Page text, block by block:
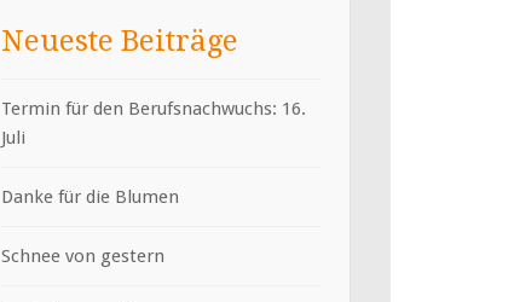
Neueste Beiträge
Termin für den Berufsnachwuchs: 16.
Juli
Danke für die Blumen
Schnee von gestern